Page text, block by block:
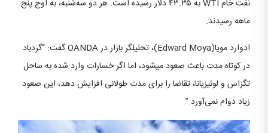
نفت خام WTI به ۴۳.۳۵ دلار رسیده است. هر دو سه‌شنبه، به اوج پنج
ماهه رسیدند.
ادوارد مویا(Edward Moya)، تحلیلگر بازار در OANDA گفت: “گردباد
در کوتاه مدت باعث صعود میشود، اما اگر خسارات وارد شده به ساحل
تگزاس و لوئیزیانا، تقاضا را برای مدت طولانی افزایش دهد، این صعود
زیاد دوام نمی‌آورد.”